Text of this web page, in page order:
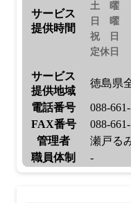
サービス
提供時間
土曜
日曜
祝日
定休日
サービス
提供地域
徳島県
電話番号
088-
FAX番号
088-
管理者
瀬戸る
職員体制
-